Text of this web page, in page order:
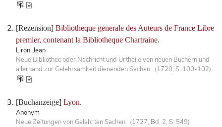
[Rezension] Bibliotheque generale des Auteurs de France Libre
premier, contenant la Bibliotheque Chartraine.
Liron, Jean
Neue Bibliothec oder Nachricht und Urtheile von neuen Büchern und
allerhand zur Gelehrsamkeit dienenden Sachen. (1720, S. 100-102)
[Buchanzeige] Lyon.
Anonym
Neue Zeitungen von Gelehrten Sachen. (1727, Bd. 2, S. 549)